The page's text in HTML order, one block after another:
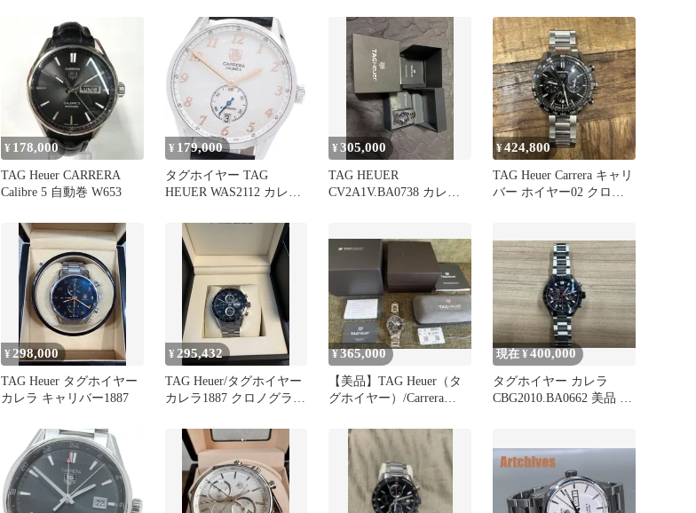
イデイト 自動巻 メンズ
腕時計
¥ 178,000
TAG Heuer CARRERA
Calibre 5 自動巻 W653
¥ 179,000
タグホイヤー TAG
HEUER WAS2112 カレラ
巻き メンズ 美品 _971125
¥305,000
TAG HEUER
CV2A1V.BA0738 カレラ
¥424,800
TAG Heuer Carrera キャリ
バー ホイヤー02 クロノ
¥ 298,000
TAG Heuer タグホイヤー
カレラ キャリバー1887
¥ 295,432
TAG Heuer/タグホイヤー
カレラ1887 クロノグラフ
¥365,000
【美品】TAG Heuer（タ
グホイヤー）/Carrera
現在 ¥400,000
タグホイヤー カレラ
CBG2010.BA0662 美品 保